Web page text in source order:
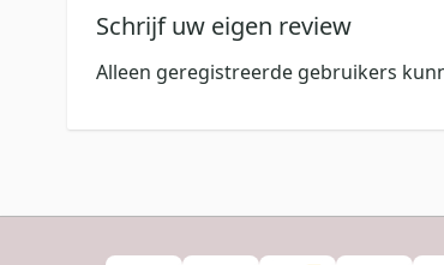
Schrijf uw eigen review
Alleen geregistreerde gebruikers